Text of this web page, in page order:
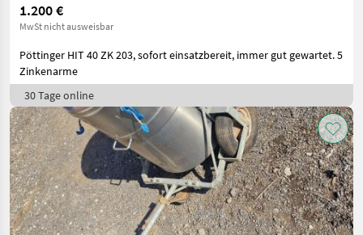
1.200 €
MwSt nicht ausweisbar
Pöttinger HIT 40 ZK 203, sofort einsatzbereit, immer gut gewartet. 5
Zinkenarme
30 Tage online